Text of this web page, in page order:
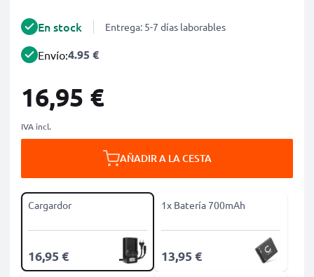
En stock Entrega: 5-7 días laborables
Envío:4.95 €
16,95 €
IVA incl.
AÑADIR A LA CESTA
Cargardor
16,95 €
1x Batería 700mAh
13,95 €